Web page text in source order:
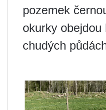
pozemek
okurky
chudých